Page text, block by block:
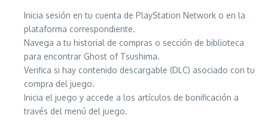
Inicia sesión en tu cuenta de PlayStation Network o en la
plataforma correspondiente.
Navega a tu historial de compras o sección de biblioteca
para encontrar Ghost of Tsushima.
Verifica si hay contenido descargable (DLC) asociado con tu
compra del juego.
Inicia el juego y accede a los artículos de bonificación a
través del menú del juego.